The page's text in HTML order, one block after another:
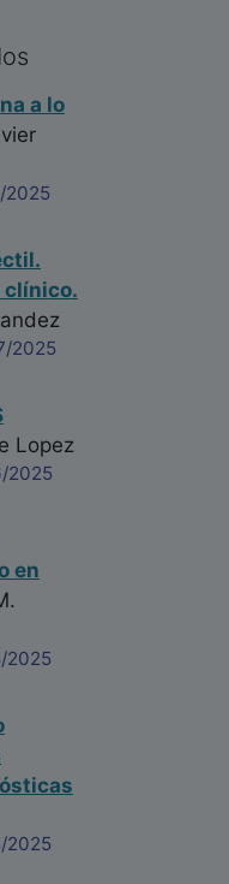
a lo
2025
clínico.
2025
Lopez
2025
en
2025
2025